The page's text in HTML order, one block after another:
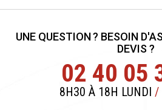
UNE QUESTION ? BESOIN
DEVIS ?
02 40 05
8H30 À 18H LUNDI /